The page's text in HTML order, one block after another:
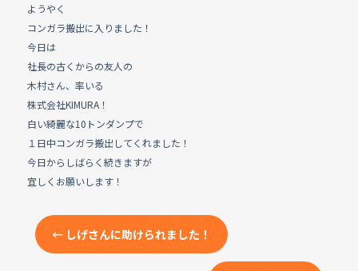
ようやく
コンガラ搬出に入りました！
今日は
社長の古くからの友人の
木村さん、率いる
株式会社KIMURA！
白い綺麗な10トンダンプで
１日中コンガラ搬出してくれました！
今日からしばらく続きますが
宜しくお願いします！
←しげさんに助けられました！